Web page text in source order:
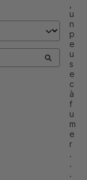
u
n
p
e
u
s
e
c
à
f
u
m
e
r
.
.
.